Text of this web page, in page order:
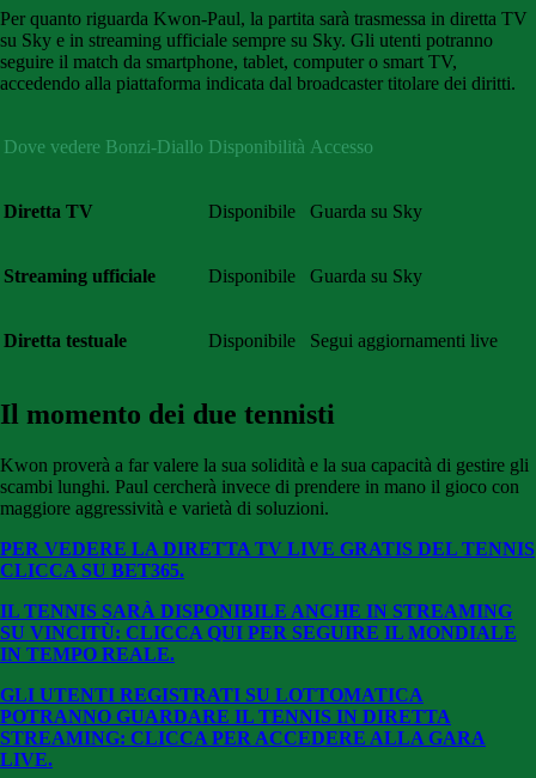
Per quanto riguarda Kwon-Paul, la partita sarà trasmessa in diretta TV
su Sky e in streaming ufficiale sempre su Sky. Gli utenti potranno
seguire il match da smartphone, tablet, computer o smart TV,
accedendo alla piattaforma indicata dal broadcaster titolare dei diritti.
Dove vedere Bonzi-Diallo Disponibilità Accesso
Diretta TV Disponibile Guarda su Sky
Streaming ufficiale Disponibile Guarda su Sky
Diretta testuale Disponibile Segui aggiornamenti live
Il momento dei due tennisti
Kwon proverà a far valere la sua solidità e la sua capacità di gestire gli
scambi lunghi. Paul cercherà invece di prendere in mano il gioco con
maggiore aggressività e varietà di soluzioni.
PER VEDERE LA DIRETTA TV LIVE GRATIS DEL TENNIS
CLICCA SU BET365.
IL TENNIS SARÀ DISPONIBILE ANCHE IN STREAMING
SU VINCITÙ: CLICCA QUI PER SEGUIRE IL MONDIALE
IN TEMPO REALE.
GLI UTENTI REGISTRATI SU LOTTOMATICA
POTRANNO GUARDARE IL TENNIS IN DIRETTA
STREAMING: CLICCA PER ACCEDERE ALLA GARA
LIVE.